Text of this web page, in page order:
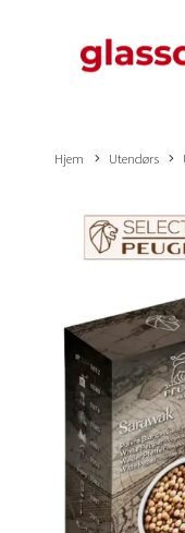
Hjem Utendørs